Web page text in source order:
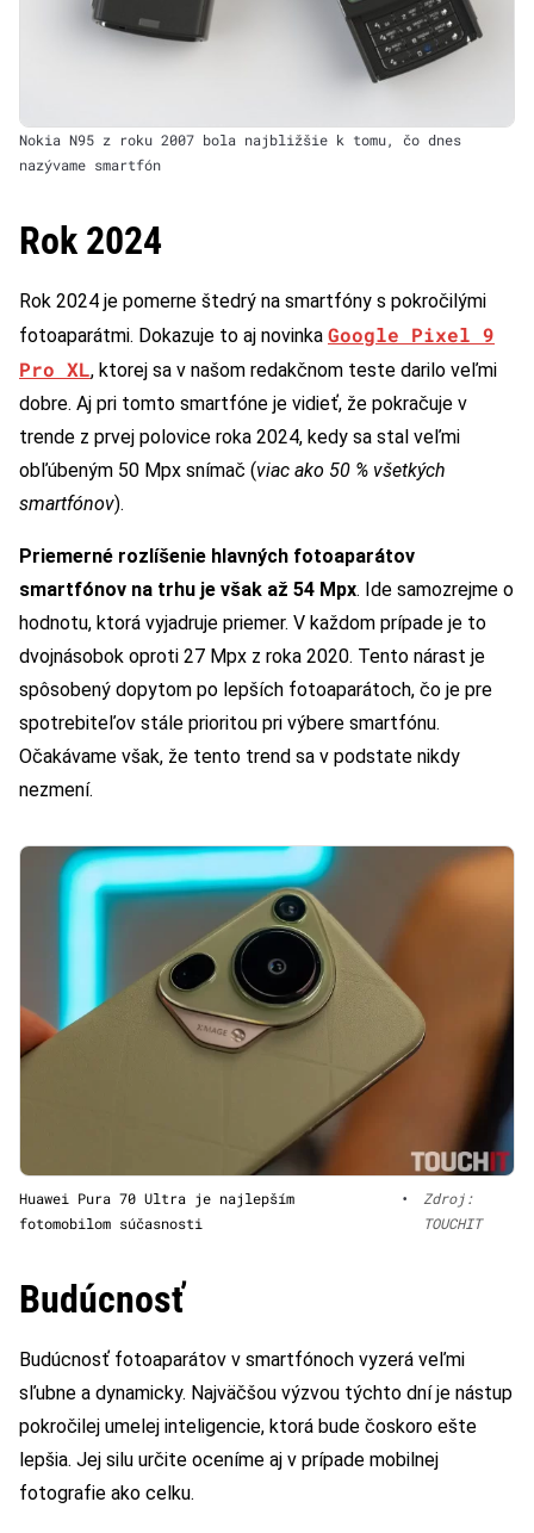
Nokia N95 z roku 2007 bola najbližšie k tomu, čo dnes
nazývame smartfón
Rok 2024
Rok 2024 je pomerne štedrý na smartfóny s pokročilými
fotoaparátmi. Dokazuje to aj novinka Google Pixel 9
Pro XL, ktorej sa v našom redakčnom teste darilo veľmi
dobre. Aj pri tomto smartfóne je vidieť, že pokračuje v
trende z prvej polovice roka 2024, kedy sa stal veľmi
obľúbeným 50 Mpx snímač (viac ako 50 % všetkých
smartfónov).
Priemerné rozlíšenie hlavných fotoaparátov
smartfónov na trhu je však až 54 Mpx. Ide samozrejme o
hodnotu, ktorá vyjadruje priemer. V každom prípade je to
dvojnásobok oproti 27 Mpx z roka 2020. Tento nárast je
spôsobený dopytom po lepších fotoaparátoch, čo je pre
spotrebiteľov stále prioritou pri výbere smartfónu.
Očakávame však, že tento trend sa v podstate nikdy
nezmení.
Huawei Pura 70 Ultra je najlepším
fotomobilom súčasnosti
•
Zdroj:
TOUCHIT
Budúcnosť
Budúcnosť fotoaparátov v smartfónoch vyzerá veľmi
sľubne a dynamicky. Najväčšou výzvou týchto dní je nástup
pokročilej umelej inteligencie, ktorá bude čoskoro ešte
lepšia. Jej silu určite oceníme aj v prípade mobilnej
fotografie ako celku.